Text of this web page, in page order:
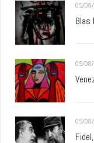
05/
Blas
05/
05/